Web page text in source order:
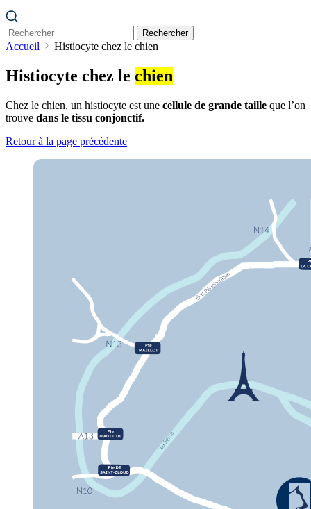
Rechercher
Accueil Histiocyte chez le chien
Histiocyte chez le chien
Chez le chien, un histiocyte est une cellule de grande taille que l’on
trouve dans le tissu conjonctif.
Retour à la page précédente